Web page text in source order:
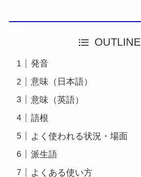
OUTLINE
発音
意味（日本語）
意味（英語）
語根
よく使われる状況・場面
派生語
よくある使い方